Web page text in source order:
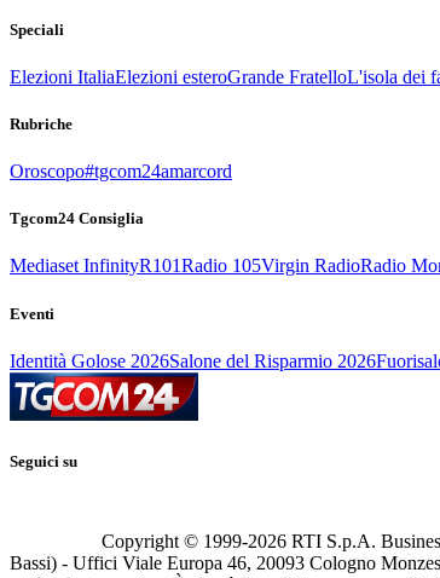
Speciali
Elezioni ItaliaElezioni esteroGrande FratelloL'isola dei
Rubriche
Oroscopo#tgcom24amarcord
Tgcom24 Consiglia
Mediaset InfinityR101Radio 105Virgin RadioRadio
Eventi
Identità Golose 2026Salone del Risparmio 2026
Seguici su
Copyright © 1999-2026 RTI S.p.A.
Bassi) - Uffici Viale Europa 46, 20093 Cologno